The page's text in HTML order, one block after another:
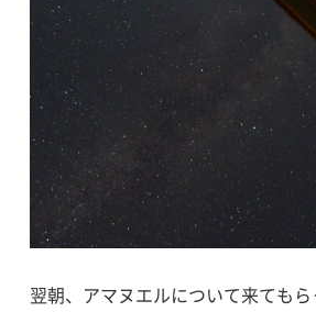
翌朝、アマヌエルについて来ても